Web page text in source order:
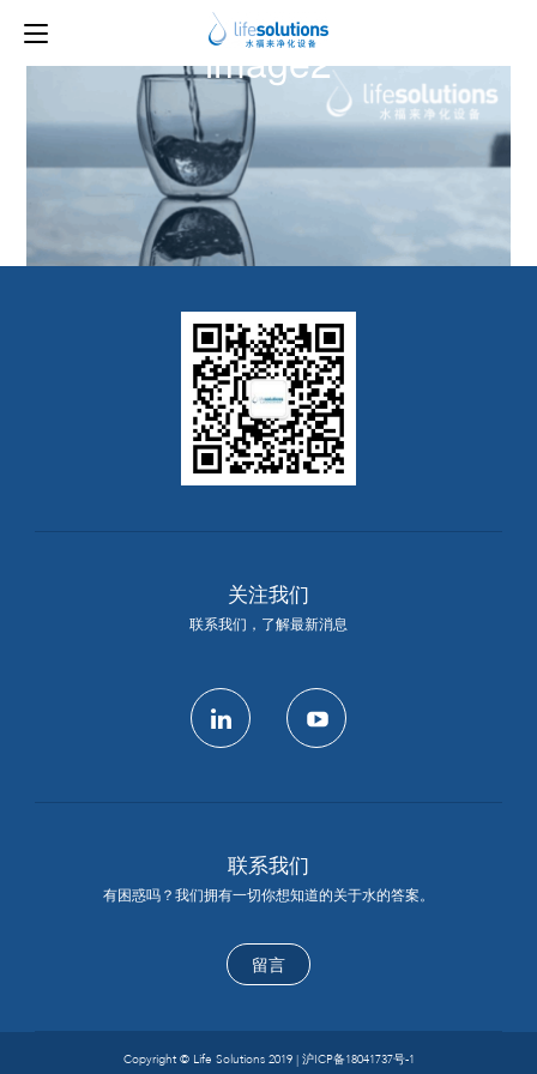
下一图片
image2
关注我们
联系我们，了解最新消息
联系我们
有困惑吗？我们拥有一切你想知道的关于水的答案。
留言
Copyright © Life Solutions 2019 | 沪ICP备18041737号-1